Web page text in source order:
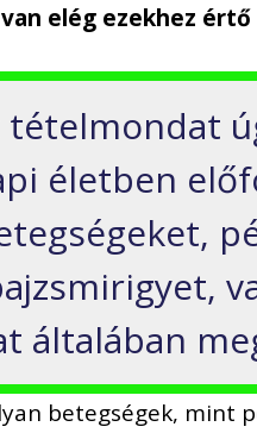
elég ezekhez
tételmondat
életben
általában
betegségek, mint